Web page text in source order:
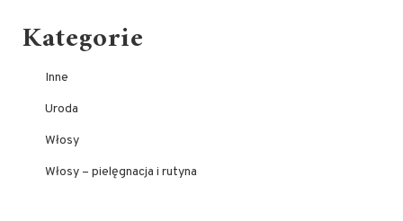
Kategorie
Inne
Uroda
Włosy
Włosy – pielęgnacja i rutyna